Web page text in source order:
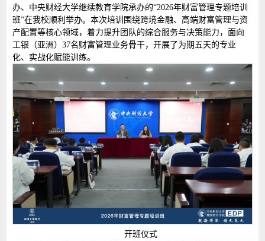
办、中央财经大学继续教育学院承办的“2026年财富管理专题培训
班”在我校顺利举办。本次培训围绕跨境金融、高端财富管理与资
产配置等核心领域，着力提升团队的综合服务与决策能力，面向
工银（亚洲）37名财富管理业务骨干，开展了为期五天的专业
化、实战化赋能训练。
开班仪式